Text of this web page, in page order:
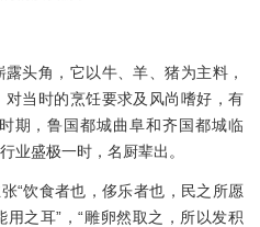
头角，它以牛、羊、猪为主料，
对当时的烹饪要求及风尚嗜好，有
期，鲁国都城曲阜和齐国都城临
业盛极一时，名厨辈出。
“饮食者也，侈乐者也，民之所愿
之耳”，“雕卵然取之，所以发积